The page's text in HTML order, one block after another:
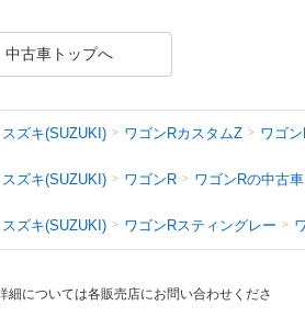
中古車トップへ
スズキ(SUZUKI) ワゴンRカスタムZ ワゴ
スズキ(SUZUKI) ワゴンR ワゴンRの中古車
スズキ(SUZUKI) ワゴンRスティングレー
については各販売店にお問い合わせくださ